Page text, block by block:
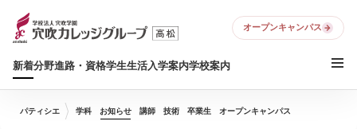
新着分野進路・資格学生生活入学案内学校案内
オープンキャンパス
パティシエ 学科 お知らせ 講師 技術 卒業生 オープンキャンパス